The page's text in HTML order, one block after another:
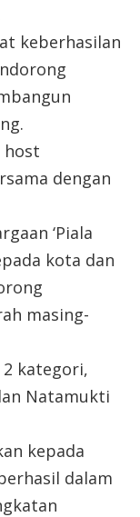
keberhasilan
host
dengan
‘Piala
kota dan
masing-
kategori,
Natamukti
kepada
dalam